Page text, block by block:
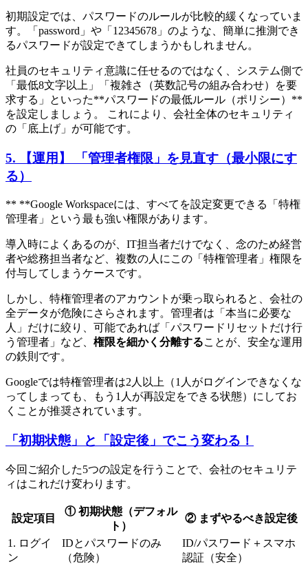
初期設定では、パスワードのルールが比較的緩くなっていま
す。「password」や「12345678」のような、簡単に推測でき
るパスワードが設定できてしまうかもしれません。
社員のセキュリティ意識に任せるのではなく、システム側で
「最低8文字以上」「複雑さ（英数記号の組み合わせ）を要
求する」といった**パスワードの最低ルール（ポリシー）**
を設定しましょう。 これにより、会社全体のセキュリティ
の「底上げ」が可能です。
5. 【運用】 「管理者権限」を見直す（最小限にす
る）
** **Google Workspaceには、すべてを設定変更できる「特権
管理者」という最も強い権限があります。
導入時によくあるのが、IT担当者だけでなく、念のため経営
者や総務担当者など、複数の人にこの「特権管理者」権限を
付与してしまうケースです。
しかし、特権管理者のアカウントが乗っ取られると、会社の
全データが危険にさらされます。管理者は「本当に必要な
人」だけに絞り、可能であれば「パスワードリセットだけ行
う管理者」など、 権限を細かく分離することが、安全な運用
の鉄則です。
Googleでは特権管理者は2人以上（1人がログインできなくな
ってしまっても、もう1人が再設定をできる状態）にしてお
くことが推奨されています。
「初期状態」と「設定後」でこう変わる！
今回ご紹介した5つの設定を行うことで、会社のセキュリテ
ィはこれだけ変わります。
設定項目
① 初期状態（デフォル
ト）
② まずやるべき設定後
1. ログイ
ン
IDとパスワードのみ
（危険）
ID/パスワード＋スマホ
認証（安全）